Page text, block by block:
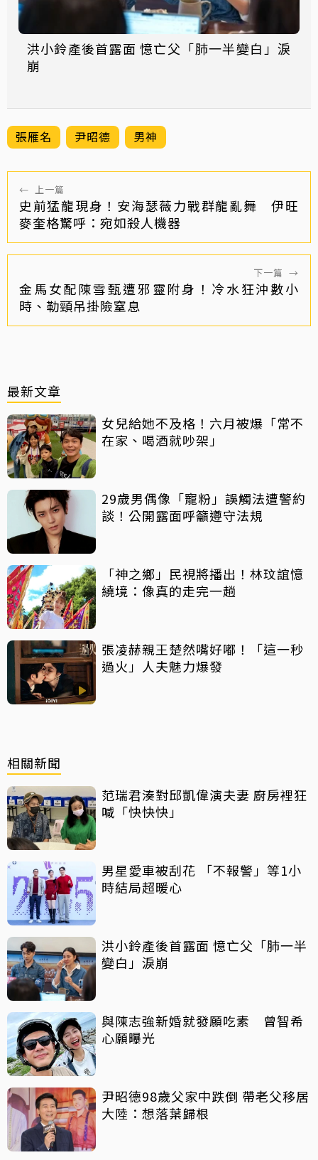
洪小鈴產後首露面 憶亡父「肺一半變白」淚
崩
張雁名 尹昭德 男神
← 上一篇
史前猛龍現身！安海瑟薇力戰群龍亂舞 伊旺
麥奎格驚呼：宛如殺人機器
下一篇 →
金馬女配陳雪甄遭邪靈附身！冷水狂沖數小
時、勒頸吊掛險窒息
最新文章
女兒給她不及格！六月被爆「常不
在家、喝酒就吵架」
29歲男偶像「寵粉」誤觸法遭警約
談！公開露面呼籲遵守法規
「神之鄉」民視將播出！林玟誼憶
繞境：像真的走完一趟
張凌赫親王楚然嘴好嘟！「這一秒
過火」人夫魅力爆發
相關新聞
范瑞君湊對邱凱偉演夫妻 廚房裡狂
喊「快快快」
男星愛車被刮花 「不報警」等1小
時結局超暖心
洪小鈴產後首露面 憶亡父「肺一半
變白」淚崩
與陳志強新婚就發願吃素 曾智希
心願曝光
尹昭德98歲父家中跌倒 帶老父移居
大陸：想落葉歸根